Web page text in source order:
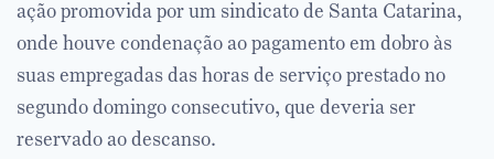
ação promovida por um sindicato de Santa Catarina,
onde houve condenação ao pagamento em dobro às
suas empregadas das horas de serviço prestado no
segundo domingo consecutivo, que deveria ser
reservado ao descanso.